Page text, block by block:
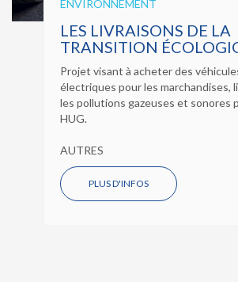
ENVIRONNEMENT
LES LIVRAISONS DE LA
TRANSITION
Projet visant à acheter des
électriques pour les marchandises,
les pollutions gazeuses et sonores
HUG.
AUTRES
PLUS D'INFOS